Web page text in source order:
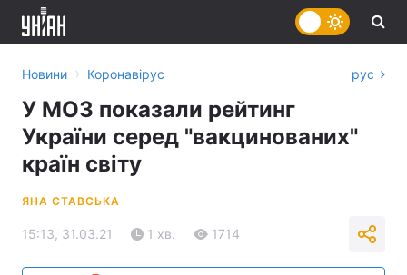
Новини › Коронавірус рус
У МОЗ показали рейтинг
України серед "вакцинованих"
країн світу
ЯНА СТАВСЬКА
15:13, 31.03.21 1 хв. 1714